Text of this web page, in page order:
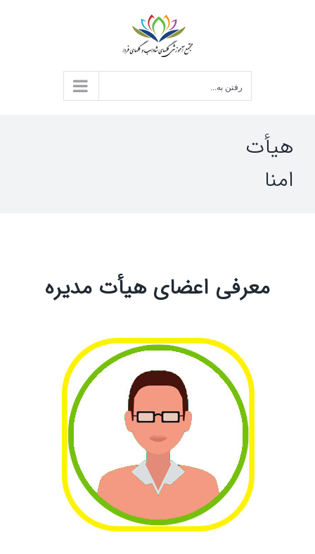
رفتن به...
هیأت
امنا
معرفی اعضای هیأت مدیره